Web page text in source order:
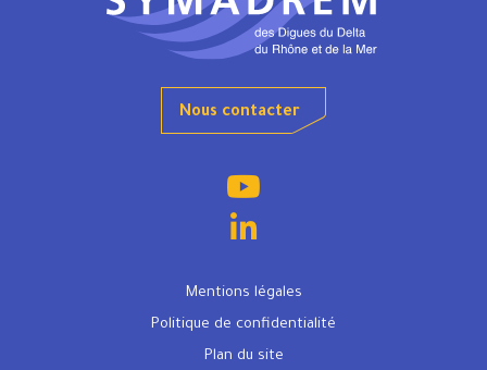
Nous contacter
Mentions légales
Politique de confidentialité
Plan du site